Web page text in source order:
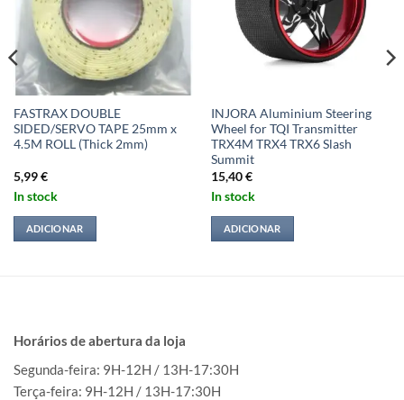
FASTRAX DOUBLE
SIDED/SERVO TAPE 25mm x
4.5M ROLL (Thick 2mm)
5,99€
In stock
ADICIONAR
INJORA Aluminium Steering
Wheel for TQI Transmitter
TRX4M TRX4 TRX6 Slash
Summit
15,40€
In stock
ADICIONAR
Horários de abertura da loja
Segunda-feira: 9H-12H / 13H-17:30H
Terça-feira: 9H-12H / 13H-17:30H